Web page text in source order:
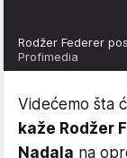
Rodžer Federer
Profimedia
Videćemo šta
kaže Rodžer
Nadala na